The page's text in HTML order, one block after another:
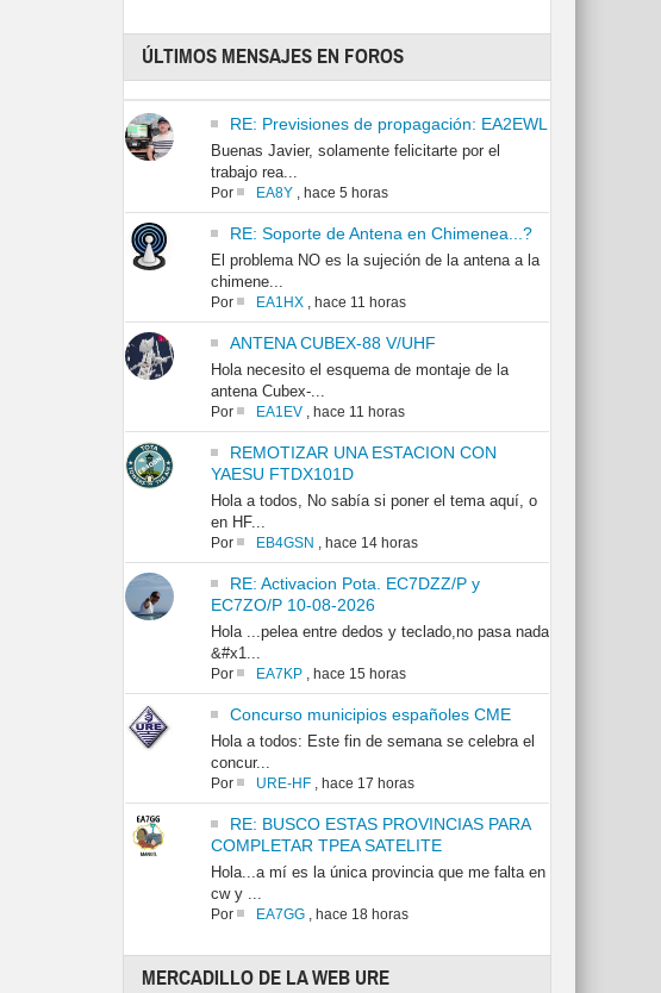
ÚLTIMOS MENSAJES EN FOROS
RE: Previsiones de propagación: EA2EWL
Buenas Javier, solamente felicitarte por el
trabajo rea...
Por EA8Y, hace 5 horas
RE: Soporte de Antena en Chimenea...?
El problema NO es la sujeción de la antena a la
chimene...
Por EA1HX, hace 11 horas
ANTENA CUBEX-88 V/UHF
Hola necesito el esquema de montaje de la
antena Cubex-...
Por EA1EV, hace 11 horas
REMOTIZAR UNA ESTACION CON
YAESU FTDX101D
Hola a todos, No sabía si poner el tema aquí, o
en HF...
Por EB4GSN , hace 14 horas
RE: Activacion Pota. EC7DZZ/P y
EC7ZO/P 10-08-2026
Hola ...pelea entre dedos y teclado,no pasa nada
&#x1...
Por EA7KP, hace 15 horas
Concurso municipios españoles CME
Hola a todos: Este fin de semana se celebra el
concur...
Por URE-HF, hace 17 horas
RE: BUSCO ESTAS PROVINCIAS PARA
COMPLETAR TPEA SATELITE
Hola...a mí es la única provincia que me falta en
cw y ...
Por EA7GG, hace 18 horas
MERCADILLO DE LA WEB URE